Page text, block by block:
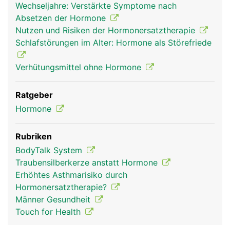
Wechseljahre: Verstärkte Symptome nach
Absetzen der Hormone
Nutzen und Risiken der Hormonersatztherapie
Schlafstörungen im Alter: Hormone als Störefriede
Verhütungsmittel ohne Hormone
Ratgeber
Hormone
Rubriken
BodyTalk System
Traubensilberkerze anstatt Hormone
Erhöhtes Asthmarisiko durch
Hormonersatztherapie?
Männer Gesundheit
Touch for Health